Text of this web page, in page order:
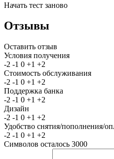
Начать тест заново
Отзывы
Оставить отзыв
Условия получения
-2 -1 0 +1 +2
Стоимость обслуживания
-2 -1 0 +1 +2
Поддержка банка
-2 -1 0 +1 +2
Дизайн
-2 -1 0 +1 +2
Удобство снятия/пополнения/
-2 -1 0 +1 +2
Символов осталось 3000